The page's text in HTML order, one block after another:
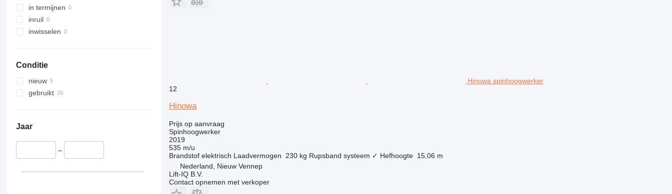
in termijnen
inruil
inwisselen
Conditie
nieuw
gebruikt
Jaar
–
Hinowa spinhoogwerker
12
Hinowa
Prijs op aanvraag
Spinhoogwerker
2019
535 m/u
Brandstof elektrisch Laadvermogen 230 kg Rupsband systeem ✓ Hefhoogte 15,06 m
Nederland, Nieuw Vennep
Lift-IQ B.V.
Contact opnemen met verkoper